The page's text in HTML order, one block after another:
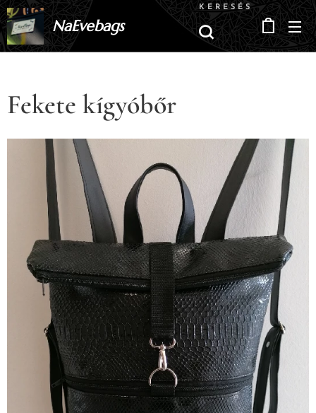
NaEvebags
KERESÉS
Fekete kígyóbőr